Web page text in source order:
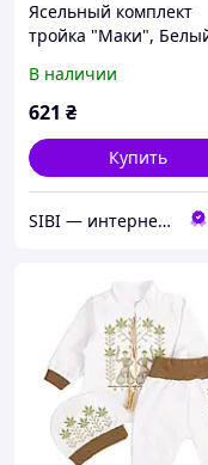
Ясельный комплект
тройка "Маки",
В наличии
621 ₴
Купить
SIBI — интернет-магазин товаров для дома: текстиль, одежда для всей семьи